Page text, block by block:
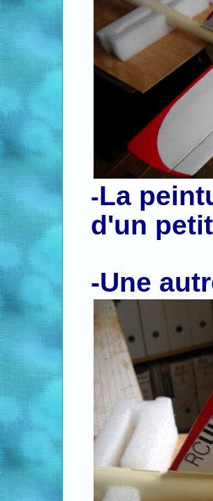
-La
d'un
-Une